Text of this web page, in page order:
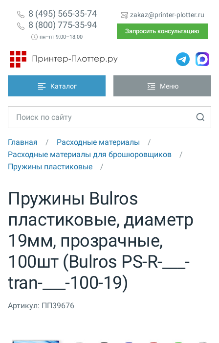
8 (495) 565-35-74
8 (800) 775-35-94
пн–пт 9:00–18:00
zakaz@printer-plotter.ru
Запросить консультацию
Каталог Меню
Главная
Расходные материалы
Расходные материалы для брошюровщиков
Пружины пластиковые
Пружины Bulros
пластиковые, диаметр
19мм, прозрачные,
100шт (Bulros PS-R-___-
tran-___-100-19)
Артикул: ПП39676